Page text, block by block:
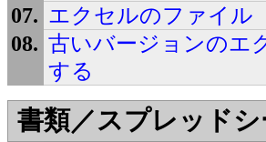
エクセルのファイル
古いバージョンのエ
する
書類／スプレッド